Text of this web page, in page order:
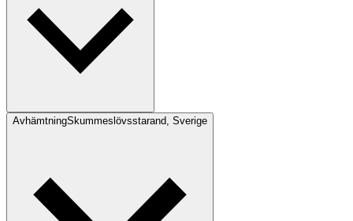
AvhämtningSkummeslövsstarand, Sverige